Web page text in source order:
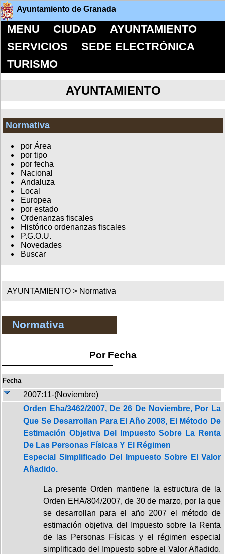
Ayuntamiento de Granada
MENU CIUDAD
AYUNTAMIENTO
SERVICIOS
SEDE ELECTRÓNICA
TURISMO
AYUNTAMIENTO
Normativa
por Área
por tipo
por fecha
Nacional
Andaluza
Local
Europea
por estado
Ordenanzas fiscales
Histórico ordenanzas fiscales
P.G.O.U.
Novedades
Buscar
AYUNTAMIENTO > Normativa
Normativa
Por Fecha
Fecha
2007:11-(Noviembre)
Orden Eha/3462/2007, De 26 De Noviembre, Por La
Que Se Desarrollan Para El Año 2008, El Método De
Estimación Objetiva Del Impuesto Sobre La Renta
De Las Personas Físicas Y El Régimen
Especial Simplificado Del Impuesto Sobre El Valor
Añadido.
La presente Orden mantiene la estructura de la
Orden EHA/804/2007, de 30 de marzo, por la que
se desarrollan para el año 2007 el método de
estimación objetiva del Impuesto sobre la Renta
de las Personas Físicas y el régimen especial
simplificado del Impuesto sobre el Valor Añadido.